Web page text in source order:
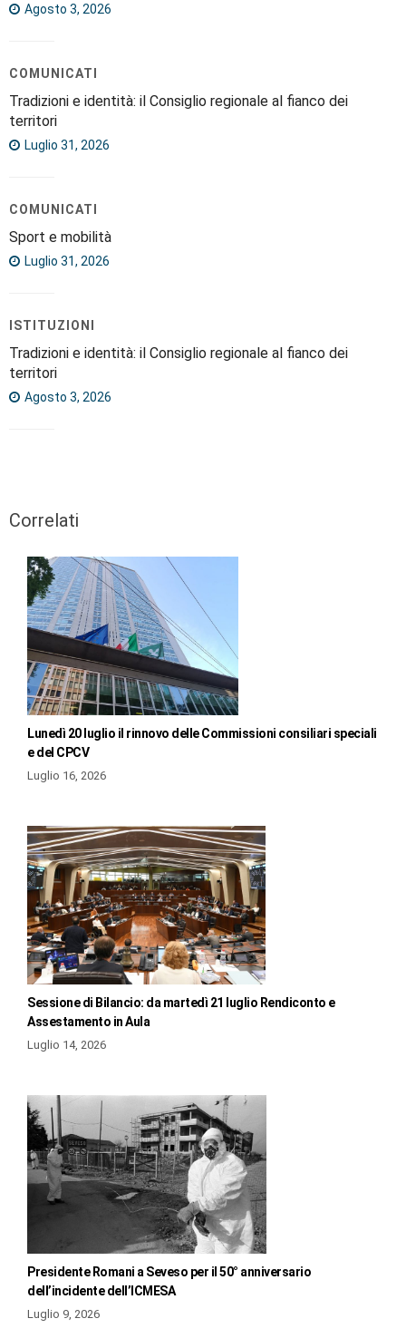
Agosto 3, 2026
COMUNICATI
Tradizioni e identità: il Consiglio regionale al fianco dei
territori
Luglio 31, 2026
COMUNICATI
Sport e mobilità
Luglio 31, 2026
ISTITUZIONI
Tradizioni e identità: il Consiglio regionale al fianco dei
territori
Agosto 3, 2026
Correlati
Lunedì 20 luglio il rinnovo delle Commissioni consiliari speciali
e del CPCV
Luglio 16, 2026
Sessione di Bilancio: da martedì 21 luglio Rendiconto e
Assestamento in Aula
Luglio 14, 2026
Presidente Romani a Seveso per il 50° anniversario
dell’incidente dell’ICMESA
Luglio 9, 2026